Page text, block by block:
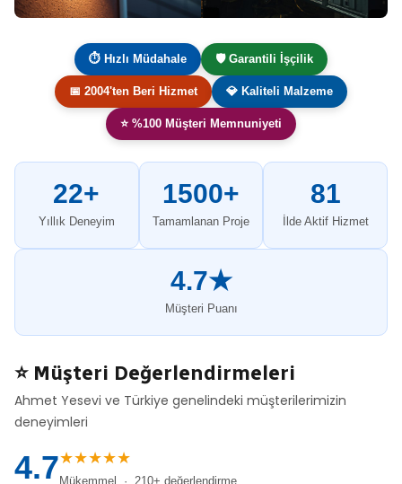
⏱ Hızlı Müdahale 🛡️ Garantili İşçilik
📅 2004'ten Beri Hizmet 💎 Kaliteli Malzeme
⭐ %100 Müşteri Memnuniyeti
22+
Yıllık Deneyim
1500+
Tamamlanan Proje
81
İlde Aktif Hizmet
4.7★
Müşteri Puanı
⭐ Müşteri Değerlendirmeleri
Ahmet Yesevi ve Türkiye genelindeki müşterilerimizin
deneyimleri
4.7★★★★★
Mükemmel · 210+ değerlendirme